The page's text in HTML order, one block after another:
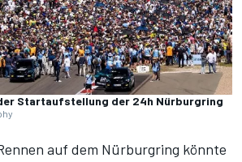
Startaufstellung der 24h Nürburgring
auf dem Nürburgring könnte